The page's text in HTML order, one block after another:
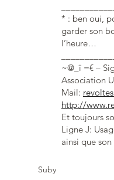
* : ben oui,
garder son
l’heure…
~@_ï =€ –
Association
Mail:
http://
Et toujours
Ligne J:
ainsi que
Suby